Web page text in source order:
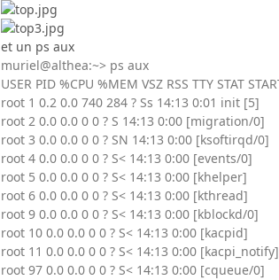
et un ps aux
muriel@althea:~> ps aux
USER PID %CPU %MEM VSZ RSS TTY STAT
root 1 0.2 0.0 740 284 ? Ss 14:13 0:01 init [5]
root 2 0.0 0.0 0 0 ? S 14:13 0:00 [migration/0]
root 3 0.0 0.0 0 0 ? SN 14:13 0:00 [ksoftirqd/0]
root 4 0.0 0.0 0 0 ? S< 14:13 0:00 [events/0]
root 5 0.0 0.0 0 0 ? S< 14:13 0:00 [khelper]
root 6 0.0 0.0 0 0 ? S< 14:13 0:00 [kthread]
root 9 0.0 0.0 0 0 ? S< 14:13 0:00 [kblockd/0]
root 10 0.0 0.0 0 0 ? S< 14:13 0:00 [kacpid]
root 11 0.0 0.0 0 0 ? S< 14:13 0:00 [kacpi_notify]
root 97 0.0 0.0 0 0 ? S< 14:13 0:00 [cqueue/0]